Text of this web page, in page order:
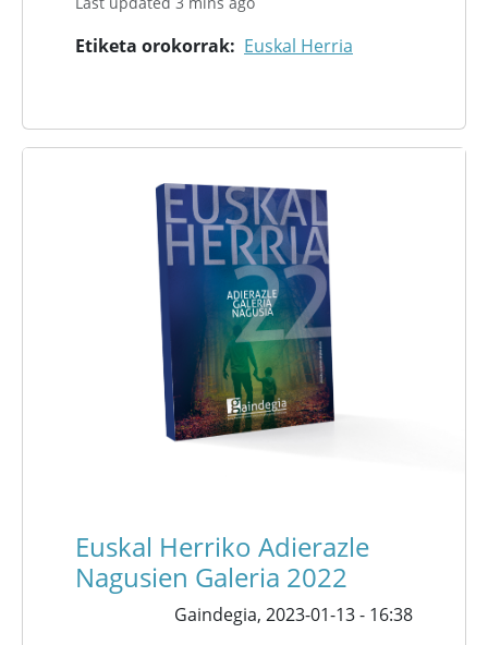
Etiketa orokorrak Euskal Herria
Euskal Herriko Adierazle
Nagusien Galeria 2022
Gaindegia, 2023-01-13 - 16:38